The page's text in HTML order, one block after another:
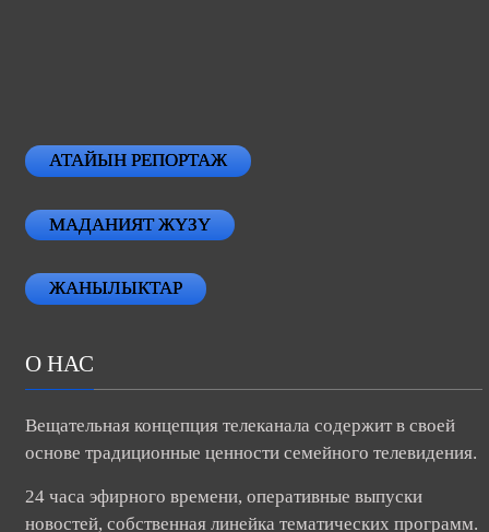
АТАЙЫН РЕПОРТАЖ
МАДАНИЯТ ЖҮЗҮ
ЖАНЫЛЫКТАР
О НАС
Вещательная концепция телеканала содержит в своей
основе традиционные ценности семейного телевидения.
24 часа эфирного времени, оперативные выпуски
новостей, собственная линейка тематических программ.